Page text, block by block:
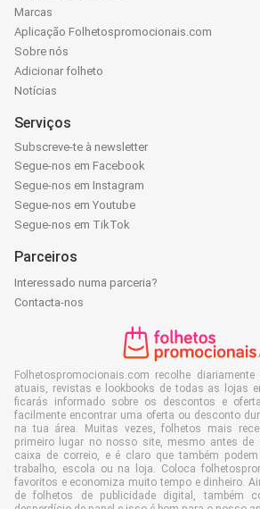
Marcas
Aplicação Folhetospromocionais.com
Sobre nós
Adicionar folheto
Notícias
Serviços
Subscreve-te à newsletter
Segue-nos em Facebook
Segue-nos em Instagram
Segue-nos em Youtube
Segue-nos em TikTok
Parceiros
Interessado numa parceria?
Contacta-nos
Folhetospromocionais.com recolhe
atuais, revistas e lookbooks de todas as lojas
ficarás informado sobre os descontos e
facilmente encontrar uma oferta ou desconto
na tua área. Muitas vezes, folhetos mais
primeiro lugar no nosso site, mesmo antes de
caixa de correio, e é claro que também
trabalho, escola ou na loja. Coloca
favoritos e economiza muito tempo e dinheiro.
de folhetos de publicidade digital, também